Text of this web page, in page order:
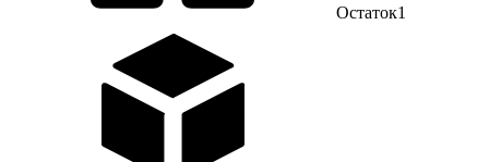
Остаток1